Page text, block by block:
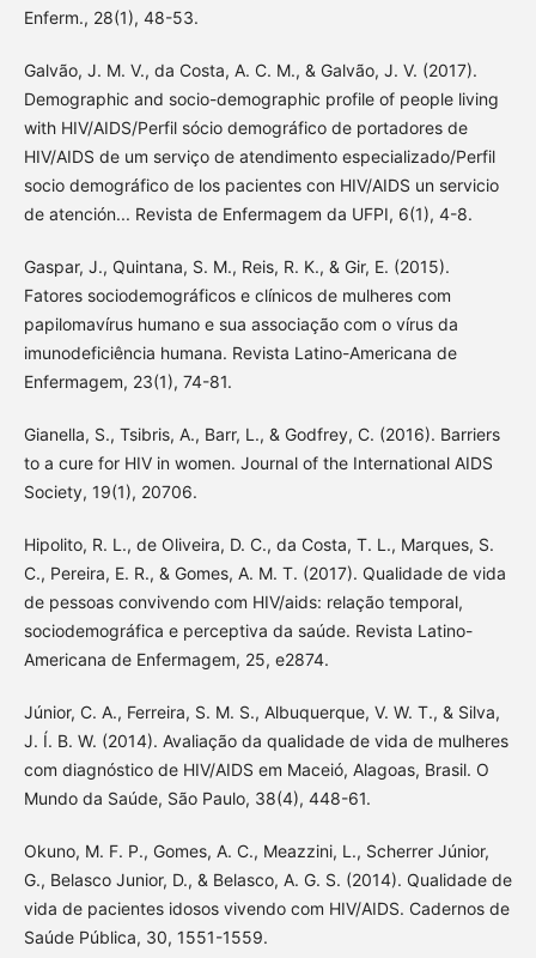
Enferm., 28(1), 48-53.
Galvão, J. M. V., da Costa, A. C. M., & Galvão, J. V. (2017).
Demographic and socio-demographic profile of people living
with HIV/AIDS/Perfil sócio demográfico de portadores de
HIV/AIDS de um serviço de atendimento especializado/Perfil
socio demográfico de los pacientes con HIV/AIDS un servicio
de atención... Revista de Enfermagem da UFPI, 6(1), 4-8.
Gaspar, J., Quintana, S. M., Reis, R. K., & Gir, E. (2015).
Fatores sociodemográficos e clínicos de mulheres com
papilomavírus humano e sua associação com o vírus da
imunodeficiência humana. Revista Latino-Americana de
Enfermagem, 23(1), 74-81.
Gianella, S., Tsibris, A., Barr, L., & Godfrey, C. (2016). Barriers
to a cure for HIV in women. Journal of the International AIDS
Society, 19(1), 20706.
Hipolito, R. L., de Oliveira, D. C., da Costa, T. L., Marques, S.
C., Pereira, E. R., & Gomes, A. M. T. (2017). Qualidade de vida
de pessoas convivendo com HIV/aids: relação temporal,
sociodemográfica e perceptiva da saúde. Revista Latino-
Americana de Enfermagem, 25, e2874.
Júnior, C. A., Ferreira, S. M. S., Albuquerque, V. W. T., & Silva,
J. Í. B. W. (2014). Avaliação da qualidade de vida de mulheres
com diagnóstico de HIV/AIDS em Maceió, Alagoas, Brasil. O
Mundo da Saúde, São Paulo, 38(4), 448-61.
Okuno, M. F. P., Gomes, A. C., Meazzini, L., Scherrer Júnior,
G., Belasco Junior, D., & Belasco, A. G. S. (2014). Qualidade de
vida de pacientes idosos vivendo com HIV/AIDS. Cadernos de
Saúde Pública, 30, 1551-1559.